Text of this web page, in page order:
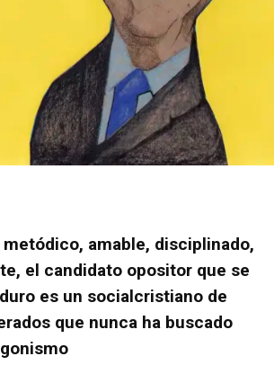
amable, disciplinado,
el candidato opositor que se
es un socialcristiano de
que nunca ha buscado